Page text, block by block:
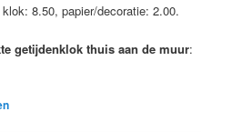
8.50, papier/decoratie: 2.00.
getijdenklok thuis aan de muur: